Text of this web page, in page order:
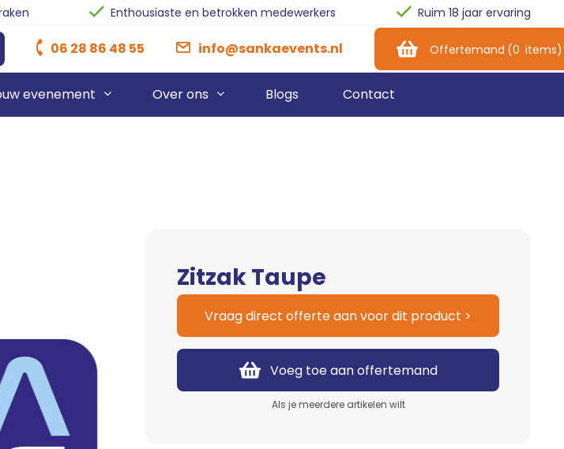
Enthousiaste en betrokken medewerkers Ruim 18 jaar ervaring
06 28 86 48 55 info@sankaevents.nl Offertemand (0 items)
Skytubes
Eyecatchers
Heliumballonnen
Italiaans Schepijs
Popcorn
Suikerspin
Poffertjes
Glazen
Bekers
Servies
evenement Over ons Blogs Contact
Zitzak Taupe
Vraag direct offerte aan voor dit product >
Voeg toe aan offertemand
Als je meerdere artikelen wilt